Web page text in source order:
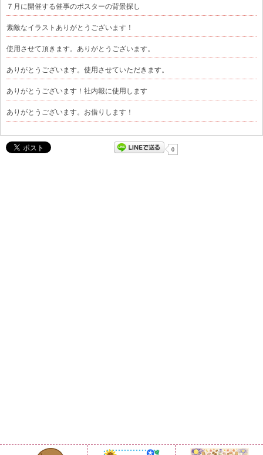
７月に開催する催事のポスターの背景探し
素敵なイラストありがとうございます！
使用させて頂きます。ありがとうございます。
ありがとうございます。使用させていただきます。
ありがとうございます！社内報に使用します
ありがとうございます。お借りします！
0